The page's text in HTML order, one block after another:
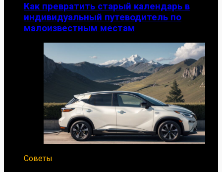
Как превратить старый календарь в
индивидуальный путеводитель по
малоизвестным местам
Советы